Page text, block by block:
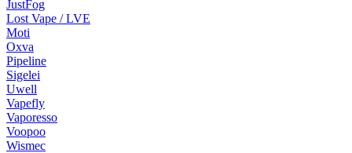
JustFog
Lost Vape / LVE
Moti
Oxva
Pipeline
Sigelei
Uwell
Vapefly
Vaporesso
Voopoo
Wismec